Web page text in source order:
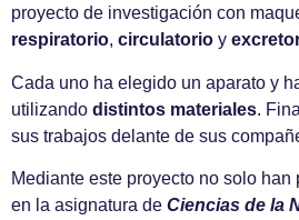
proyecto de investigación con
respiratorio, circulatorio y
Cada uno ha elegido un aparato y
utilizando distintos materiales.
sus trabajos delante de sus
Mediante este proyecto no solo
en la asignatura de Ciencias de la